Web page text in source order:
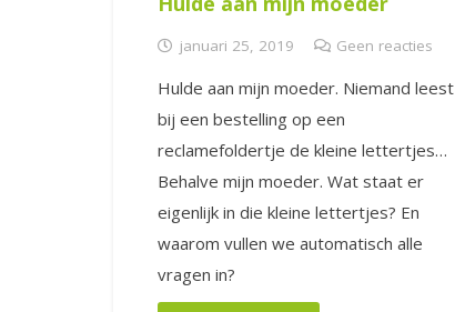
januari 25, 2019 Geen reacties
Hulde aan mijn moeder. Niemand leest
bij een bestelling op een
reclamefoldertje de kleine lettertjes…
Behalve mijn moeder. Wat staat er
eigenlijk in die kleine lettertjes? En
waarom vullen we automatisch alle
vragen in?